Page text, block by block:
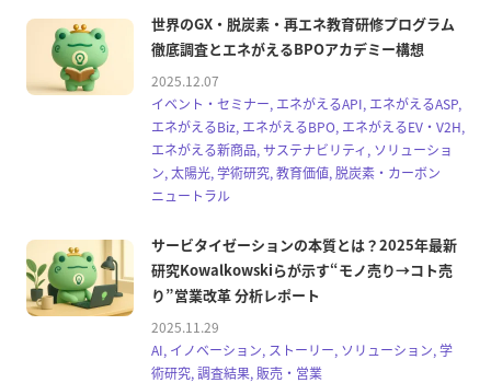
世界のGX・脱炭素・再エネ教育研修プログラム
徹底調査とエネがえるBPOアカデミー構想
2025.12.07
イベント・セミナー, エネがえるAPI, エネがえるASP,
エネがえるBiz, エネがえるBPO, エネがえるEV・V2H,
エネがえる新商品, サステナビリティ, ソリューショ
ン, 太陽光, 学術研究, 教育価値, 脱炭素・カーボン
ニュートラル
サービタイゼーションの本質とは？2025年最新
研究Kowalkowskiらが示す“モノ売り→コト売
り”営業改革 分析レポート
2025.11.29
AI, イノベーション, ストーリー, ソリューション, 学
術研究, 調査結果, 販売・営業